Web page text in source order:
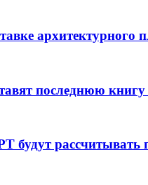
архитектурного
последнюю
будут